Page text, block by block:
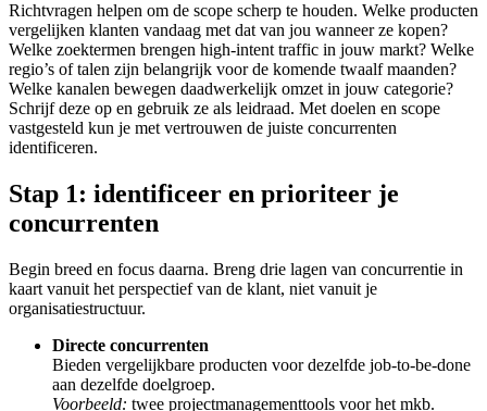
Richtvragen helpen om de scope scherp te houden. Welke producten
vergelijken klanten vandaag met dat van jou wanneer ze kopen?
Welke zoektermen brengen high-intent traffic in jouw markt? Welke
regio’s of talen zijn belangrijk voor de komende twaalf maanden?
Welke kanalen bewegen daadwerkelijk omzet in jouw categorie?
Schrijf deze op en gebruik ze als leidraad. Met doelen en scope
vastgesteld kun je met vertrouwen de juiste concurrenten
identificeren.
Stap 1: identificeer en prioriteer je
concurrenten
Begin breed en focus daarna. Breng drie lagen van concurrentie in
kaart vanuit het perspectief van de klant, niet vanuit je
organisatiestructuur.
Directe concurrenten
Bieden vergelijkbare producten voor dezelfde job-to-be-done
aan dezelfde doelgroep.
Voorbeeld: twee projectmanagementtools voor het mkb.